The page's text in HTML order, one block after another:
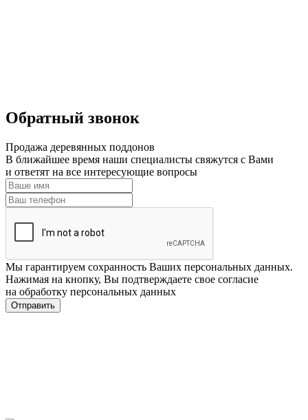
Обратный звонок
Продажа деревянных поддонов
В ближайшее время наши специалисты свяжутся с Вами
и ответят на все интересующие вопросы
Мы гарантируем сохранность Ваших персональных данных.
Нажимая на кнопку, Вы подтверждаете свое согласие
на обработку персональных данных
Отправить